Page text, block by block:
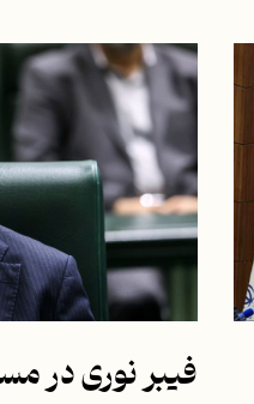
فیبر نوری در